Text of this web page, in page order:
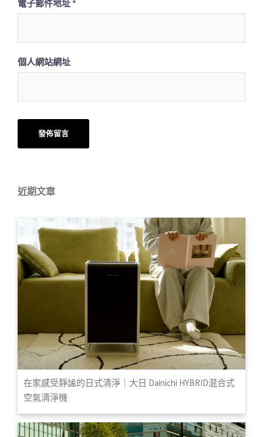
電子郵件地址 *
個人網站網址
近期文章
在家感受靜謐的日式清淨｜大日 Dainichi HYBRID混合式
空氣清淨機